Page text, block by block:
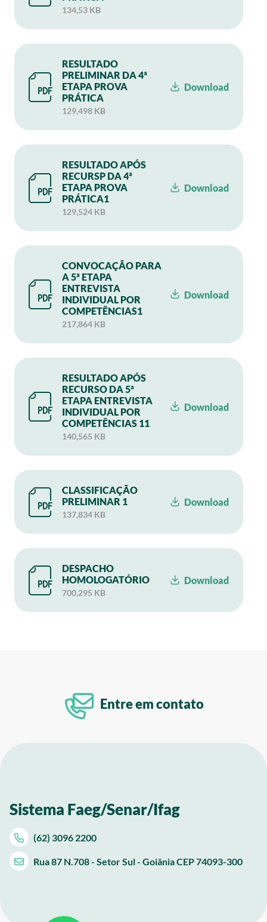
134,53 KB
RESULTADO
PRELIMINAR DA 4ª
ETAPA PROVA
PRÁTICA
129,498 KB
Download
RESULTADO APÓS
RECURSP DA 4ª
ETAPA PROVA
PRÁTICA1
129,524 KB
Download
CONVOCAÇÃO PARA
A 5ª ETAPA
ENTREVISTA
INDIVIDUAL POR
COMPETÊNCIAS1
217,864 KB
Download
RESULTADO APÓS
RECURSO DA 5ª
ETAPA ENTREVISTA
INDIVIDUAL POR
COMPETÊNCIAS 11
140,565 KB
Download
CLASSIFICAÇÃO
PRELIMINAR 1
137,834 KB
Download
DESPACHO
HOMOLOGATÓRIO
700,295 KB
Download
Entre em contato
Sistema Faeg/Senar/Ifag
(62) 3096 2200
Rua 87 N.708 - Setor Sul - Goiânia CEP 74093-300